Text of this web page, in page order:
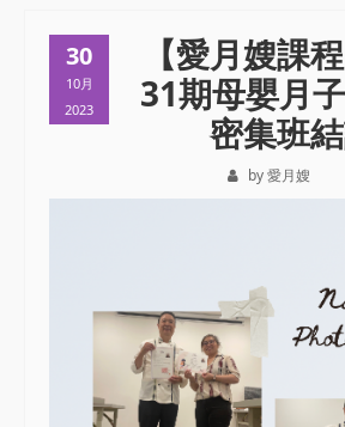
30
10月
2023
【愛月嫂課
31期母嬰月
密集班
by 愛月嫂